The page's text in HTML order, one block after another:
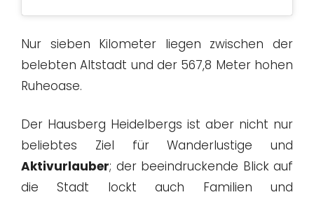
Nur sieben Kilometer liegen zwischen der
belebten Altstadt und der 567,8 Meter hohen
Ruheoase.
Der Hausberg Heidelbergs ist aber nicht nur
beliebtes Ziel für Wanderlustige und
Aktivurlauber; der beeindruckende Blick auf
die Stadt lockt auch Familien und